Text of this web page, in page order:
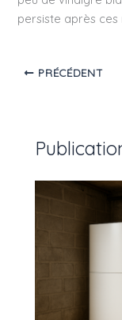
persiste après
PRÉCÉDENT